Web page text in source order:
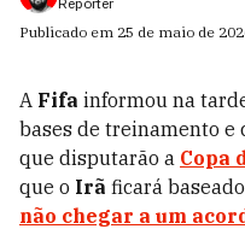
Publicado em 25 de maio de
A Fifa informou na
bases de treinamento e
que disputarão a Copa
que o Irã ficará
não chegar a um